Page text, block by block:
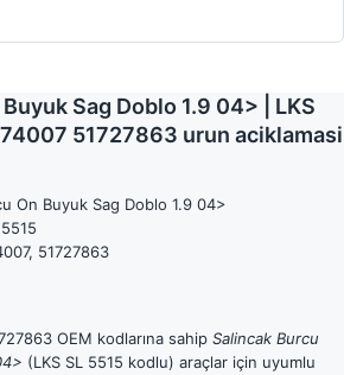
Sag Doblo 1.9 04> | LKS
51727863 urun aciklamasi
On Buyuk Sag Doblo 1.9 04>
51727863
OEM kodlarına sahip Salincak Burcu
(LKS SL 5515 kodlu) araçlar için uyumlu